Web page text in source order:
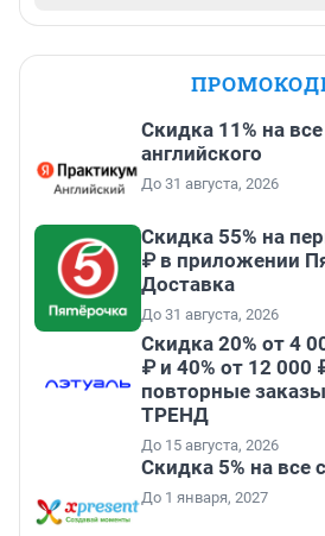
Скидка 11% на
английского
До 31 августа, 2026
Скидка 55% на
₽ в приложении
Доставка
До 31 августа, 2026
Скидка 20% от 4
₽ и 40% от 12 000
повторные
ТРЕНД
До 15 августа, 2026
Скидка 5% на все
До 1 января, 2027